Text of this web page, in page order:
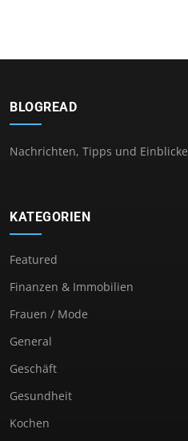
BLOGREAD
Nachrichten, Tipps und Einblicke
KATEGORIEN
Featured
Finanzen & Immobilien
Frauen / Mode
General
Geschäft
Gesundheit
Kochen